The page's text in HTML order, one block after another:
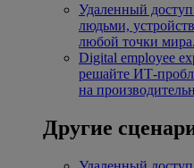
Удаленный
людьми,
любой точки мира.
Digital employee
решайте ИТ-
на
Другие